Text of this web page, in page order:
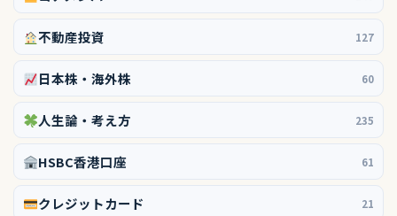
不動産投資 127
日本株・海外株 60
人生論・考え方 235
HSBC香港口座 61
クレジットカード 21